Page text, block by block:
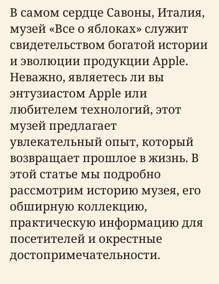
В самом сердце Савоны, Италия,
музей «Все о яблоках» служит
свидетельством богатой истории
и эволюции продукции Apple.
Неважно, являетесь ли вы
энтузиастом Apple или
любителем технологий, этот
музей предлагает
увлекательный опыт, который
возвращает прошлое в жизнь. В
этой статье мы подробно
рассмотрим историю музея, его
обширную коллекцию,
практическую информацию для
посетителей и окрестные
достопримечательности.